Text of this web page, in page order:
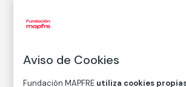
Técnica
Aguafuerte, aguada y punta seca
Medidas mancha: 15,7 × 20,8 cm
Medidas papel: 23,5 × 32 cm
Aviso de Cookies
Fundación MAPFRE utiliza cookies